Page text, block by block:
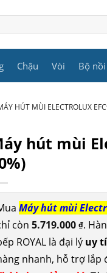
Chậu Vòi Bộ nồi
HÚT MÙI ELECTROLUX
hút mùi
Máy hút mùi
còn 5.719.000 ₫.
ROYAL là đại lý uy
nhanh, hỗ trợ lắp